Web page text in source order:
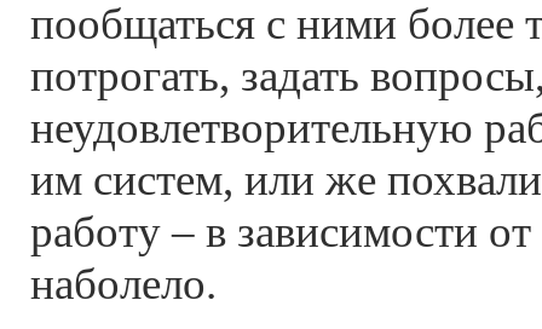
пообщаться с ними более
потрогать, задать
неудовлетворительную
им систем, или же
работу – в зависимости
наболело.